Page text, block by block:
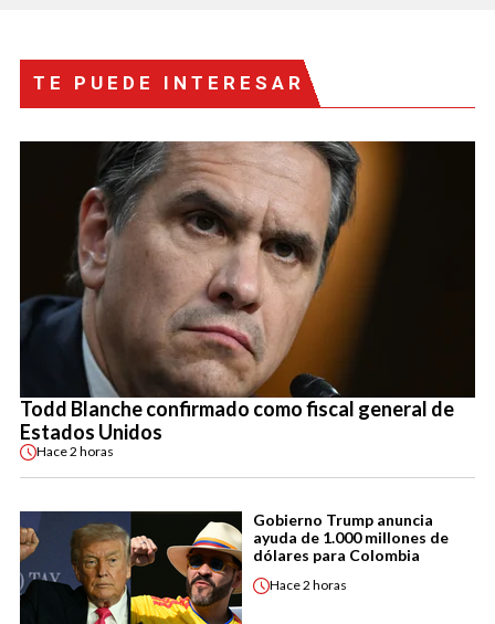
TE PUEDE INTERESAR
Todd Blanche confirmado como fiscal general de
Estados Unidos
Hace2 horas
Gobierno Trump anuncia
ayuda de 1.000 millones de
dólares para Colombia
Hace2 horas